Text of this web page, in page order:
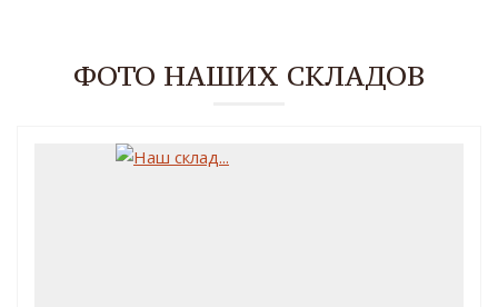
ФОТО НАШИХ СКЛАДОВ